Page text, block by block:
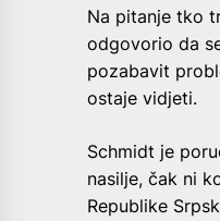
Na pitanje tko
odgovorio da
pozabavit
ostaje vidjeti.
Schmidt je
nasilje, čak ni
Republike